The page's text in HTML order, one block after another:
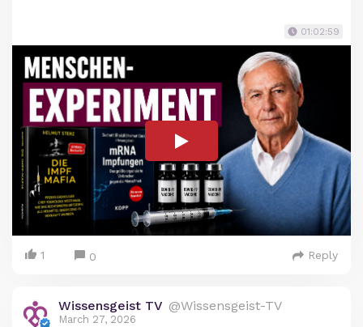
01:02:59
1 0 Reply
Wissensgeist TV @Wissensgeist-TV
March 27, 2026